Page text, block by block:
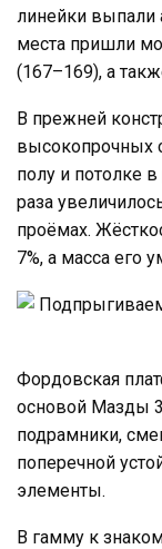
линейки выпали
места пришли
(167–169), а
В прежней
высокопрочных
полу и потолке
раза
проёмах.
7%, а масса его
Фордовская
основой Мазды
подрамники,
поперечной
элементы.
В гамму к